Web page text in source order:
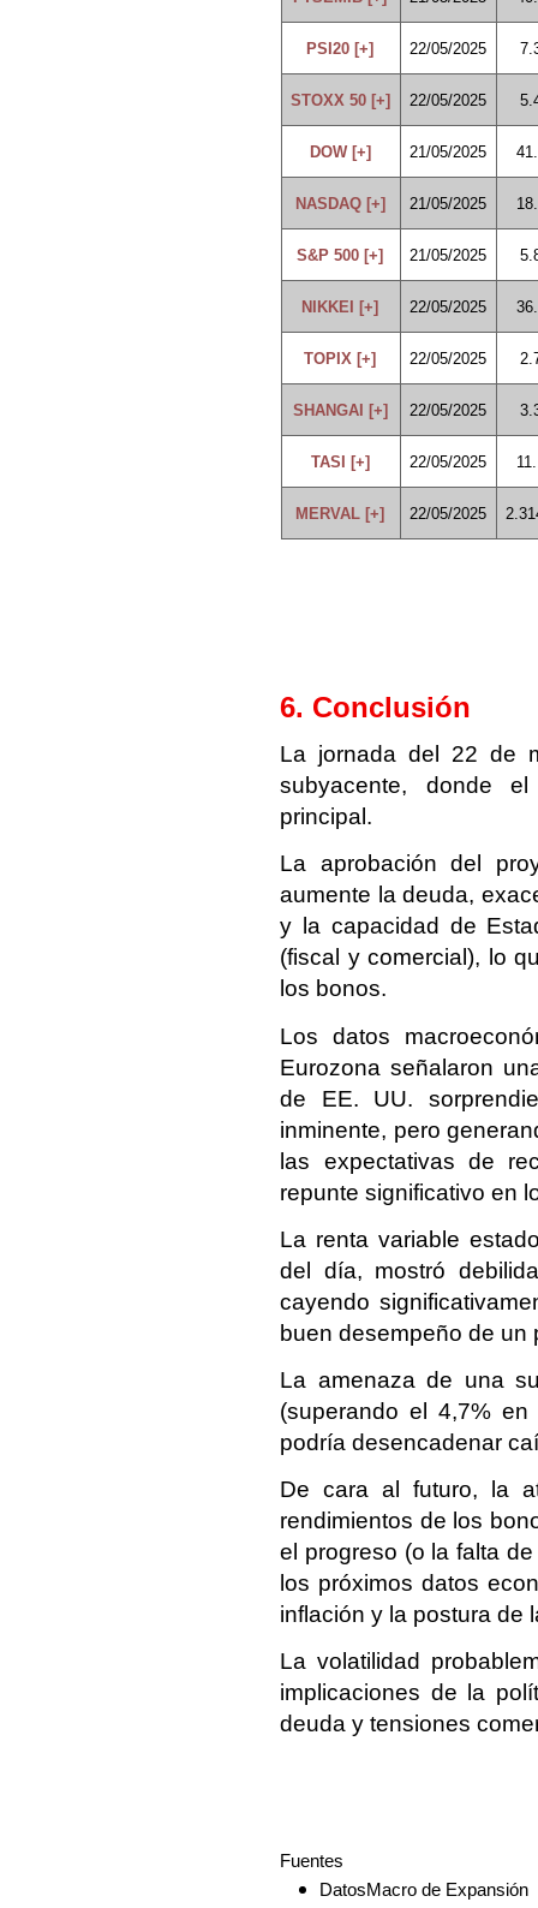
PSI20 [+] 22/05/2025
STOXX 50 [+] 22/05/2025
DOW [+] 21/05/2025
NASDAQ [+] 21/05/2025
S&P 500 [+] 21/05/2025
NIKKEI [+] 22/05/2025
TOPIX [+] 22/05/2025
SHANGAI [+] 22/05/2025
TASI [+] 22/05/2025
MERVAL [+] 22/05/2025
6. Conclusión
La jornada del 22 de
subyacente, donde
principal.
La aprobación del
aumente la deuda,
y la capacidad de
(fiscal y comercial), lo
los bonos.
Los datos
Eurozona señalaron
de EE. UU.
inminente, pero
las expectativas de
repunte significativo en
La renta variable
del día, mostró
cayendo
buen desempeño de un
La amenaza de una
(superando el 4,7%
podría desencadenar
De cara al futuro, la
rendimientos de los
el progreso (o la falta
los próximos datos
inflación y la postura de
La volatilidad
implicaciones de la
deuda y tensiones
Fuentes
DatosMacro de Expansión